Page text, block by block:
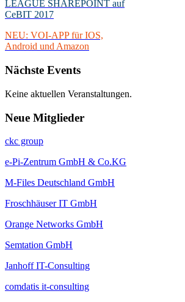
LEAGUE SHAREPOINT auf
CeBIT 2017
NEU: VOI-APP für IOS,
Android und Amazon
Nächste Events
Keine aktuellen Veranstaltungen.
Neue Mitglieder
ckc group
e-Pi-Zentrum GmbH & Co.KG
M-Files Deutschland GmbH
Froschhäuser IT GmbH
Orange Networks GmbH
Semtation GmbH
Janhoff IT-Consulting
comdatis it-consulting